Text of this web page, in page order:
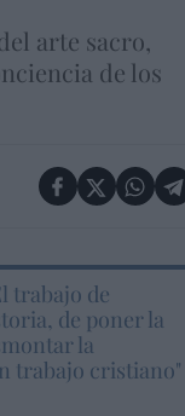
arte sacro,
de los
trabajo de
de poner la
la
trabajo cristiano"